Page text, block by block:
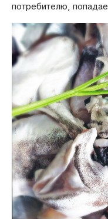
потребителю,